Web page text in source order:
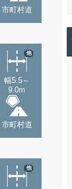
市町村道
幅5.5～
9.0m
他
市町村道
他